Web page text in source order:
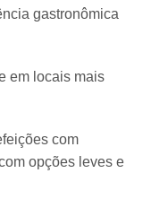
gastronômica
em locais mais
com
opções leves e